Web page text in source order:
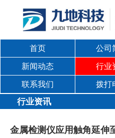
首页 公司
新闻动态
行业
联系我们
拨打
行业资讯
金属检测仪应用触角延伸